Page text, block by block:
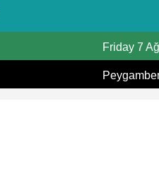
Friday 7